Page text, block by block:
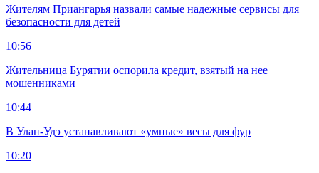
Жителям Приангарья назвали самые надежные сервисы для
безопасности для детей
10:56
Жительница Бурятии оспорила кредит, взятый на нее
мошенниками
10:44
В Улан-Удэ устанавливают «умные» весы для фур
10:20